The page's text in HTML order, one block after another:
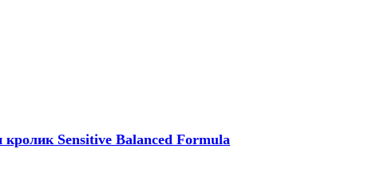
Sensitive Balanced Formula